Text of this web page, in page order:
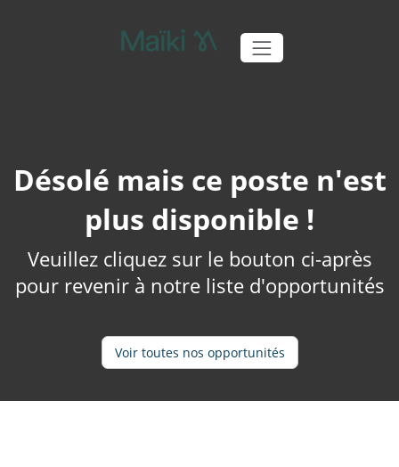
Désolé mais ce poste n'est
plus disponible !
Veuillez cliquez sur le bouton ci-après
pour revenir à notre liste d'opportunités
Voir toutes nos opportunités